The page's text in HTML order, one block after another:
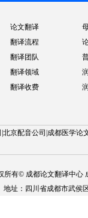
论文翻译
翻译流程
翻译团队
翻译领域
翻译收费
北京配音公司 成都医学论
所有© 成都论文翻译中心
地址：四川省成都市武侯